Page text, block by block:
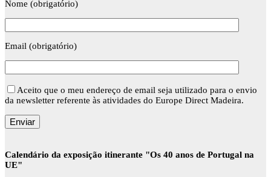
Nome (obrigatório)
Email (obrigatório)
Aceito que o meu endereço de email seja utilizado para o envio
da newsletter referente às atividades do Europe Direct Madeira.
Calendário da exposição itinerante "Os 40 anos de Portugal na
UE"